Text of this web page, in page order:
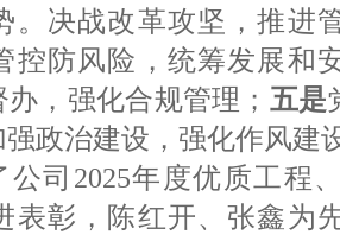
。决战改革攻坚，推进
控防风险，统筹发展和
，强化合规管理； 五是
政治建设，强化作风建
公司2025年度优质工程
表彰，陈红开、张鑫为